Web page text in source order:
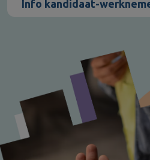
Info kandidaat-